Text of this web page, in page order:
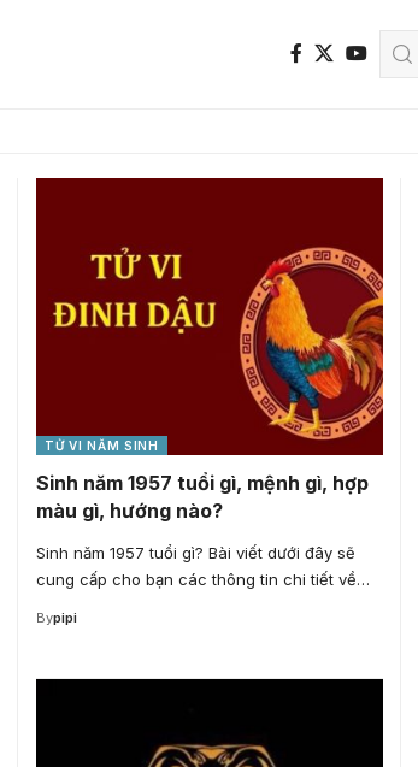
TỬ VI NĂM SINH
Sinh năm 1957 tuổi gì, mệnh gì, hợp
màu gì, hướng nào?
Sinh năm 1957 tuổi gì? Bài viết dưới đây sẽ
cung cấp cho bạn các thông tin chi tiết về…
Bypipi